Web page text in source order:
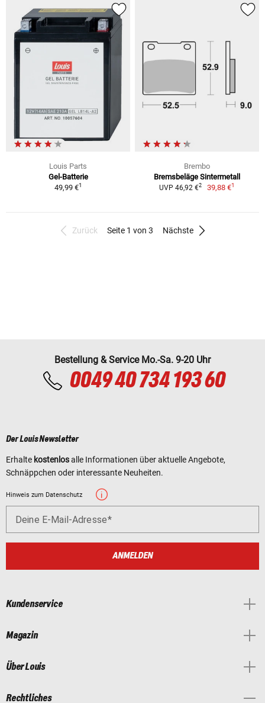
Louis Parts
Gel-Batterie
49,99 €1
Brembo
Bremsbeläge Sintermetall
UVP 46,92 €2 39,88 €1
Zurück Seite 1 von 3 Nächste
Bestellung & Service Mo.-Sa. 9-20 Uhr
0049 40 734 193 60
Der Louis Newsletter
Erhalte kostenlosalle Informationen über aktuelle Angebote,
Schnäppchen oder interessante Neuheiten.
Hinweis zum Datenschutz
Deine E-Mail-Adresse
ANMELDEN
Kundenservice
Magazin
Über Louis
Rechtliches